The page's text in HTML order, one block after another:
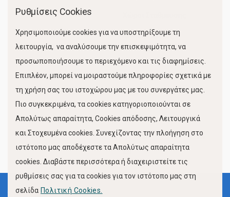
Κίνηση Λιμένος
FOLLOW US
Όροι Χρήσης
Ρυθμίσεις Cookies
Χρησιμοποιούμε cookies για να υποστηρίξουμε τη
λειτουργία, να αναλύσουμε την επισκεψιμότητα, να
προσωποποιήσουμε το περιεχόμενο και τις διαφημίσεις.
Επιπλέον, μπορεί να μοιραστούμε πληροφορίες σχετικά με
τη χρήση σας του ιστοχώρου μας με του συνεργάτες μας.
Πιο συγκεκριμένα, τα cookies κατηγοριοποιούνται σε
Απολύτως απαραίτητα, Cookies απόδοσης, Λειτουργικά
και Στοχευμένα cookies. Συνεχίζοντας την πλοήγηση στο
ιστότοπο μας αποδέχεστε τα Απολύτως απαραίτητα
cookies. Διαβάστε περισσότερα ή διαχειριστείτε τις
ρυθμίσεις σας για τα cookies για τον ιστότοπο μας στη
σελίδα Πολιτική Cookies.